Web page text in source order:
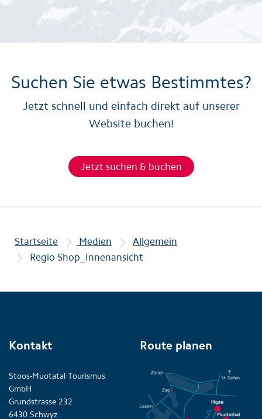
Suchen Sie etwas Bestimmtes?
Jetzt schnell und einfach direkt auf unserer
Website buchen!
Jetzt suchen & buchen
Startseite Medien
Allgemein
Regio Shop_Innenansicht
Kontakt
Stoos-Muotatal Tourismus
GmbH
Grundstrasse 232
6430 Schwyz
Route planen